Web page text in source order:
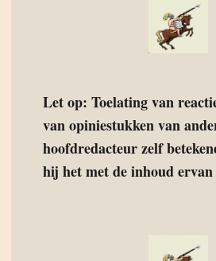
Let op: Toelating van
van opiniestukken van
hoofdredacteur zelf
hij het met de inhoud ervan